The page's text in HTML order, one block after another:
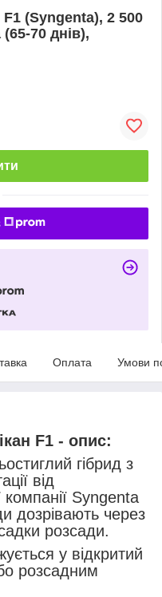
F1 (Syngenta), 2 500
70 днів),
Оплата Умови
F1 - опис:
гібрид з
від
компанії Syngenta
дозрівають через
розсади.
у відкритий
розсадним